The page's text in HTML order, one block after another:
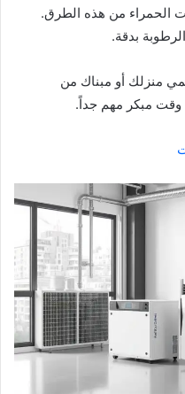
الحمراء من هذه الطرق.
بدقة.
منزلك أو مبناك من
وقت مبكر مهم جداً.